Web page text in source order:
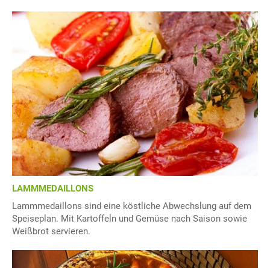
LAMMMEDAILLONS
Lammmedaillons sind eine köstliche Abwechslung auf dem
Speiseplan. Mit Kartoffeln und Gemüse nach Saison sowie
Weißbrot servieren.